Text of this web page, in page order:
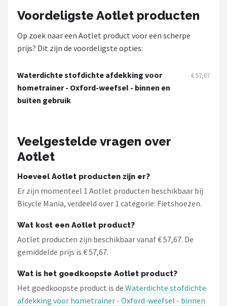
New Looxs
BBB Cycling
Voltano
Cortina
Voordeligste Aotlet producten
Op zoek naar een Aotlet product voor een scherpe
prijs? Dit zijn de voordeligste opties:
Waterdichte stofdichte afdekking voor
hometrainer - Oxford-weefsel - binnen en
buiten gebruik
€ 57,67
Veelgestelde vragen over
Aotlet
Hoeveel Aotlet producten zijn er?
Er zijn momenteel 1 Aotlet producten beschikbaar bij
Bicycle Mania, verdeeld over 1 categorie: Fietshoezen.
Wat kost een Aotlet product?
Aotlet producten zijn beschikbaar vanaf € 57,67. De
gemiddelde prijs is € 57,67.
Wat is het goedkoopste Aotlet product?
Het goedkoopste product is de Waterdichte stofdichte
afdekking voor hometrainer - Oxford-weefsel - binnen